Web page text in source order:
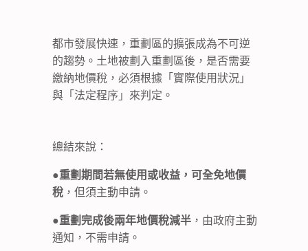
都市發展快速，重劃區的擴張成為不可逆
的趨勢。土地被劃入重劃區後，是否需要
繳納地價稅，必須根據「實際使用狀況」
與「法定程序」來判定。
總結來說：
●重劃期間若無使用或收益，可全免地價
稅 ，但須主動申請。
●重劃完成後兩年地價稅減半 ，由政府主動
通知，不需申請。